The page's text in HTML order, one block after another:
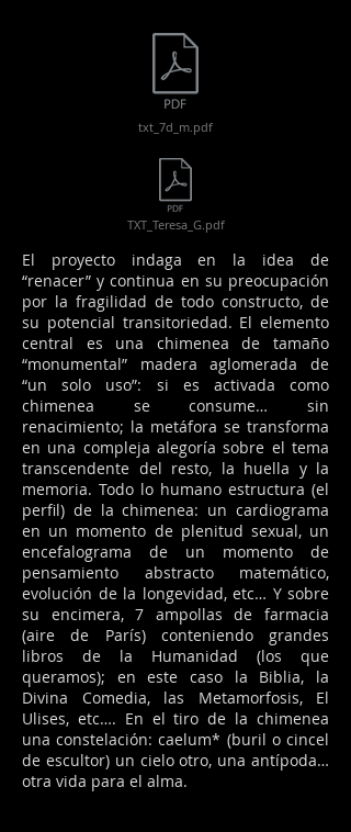
txt_7d_m.pdf
TXT_Teresa_G.pdf
El proyecto indaga en la idea de
“renacer” y continua en su preocupación
por la fragilidad de todo constructo, de
su potencial transitoriedad. El elemento
central es una chimenea de tamaño
“monumental” madera aglomerada de
“un solo uso”: si es activada como
chimenea se consume… sin
renacimiento; la metáfora se transforma
en una compleja alegoría sobre el tema
transcendente del resto, la huella y la
memoria. Todo lo humano estructura (el
perfil) de la chimenea: un cardiograma
en un momento de plenitud sexual, un
encefalograma de un momento de
pensamiento abstracto matemático,
evolución de la longevidad, etc… Y sobre
su encimera, 7 ampollas de farmacia
(aire de París) conteniendo grandes
libros de la Humanidad (los que
queramos); en este caso la Biblia, la
Divina Comedia, las Metamorfosis, El
Ulises, etc…. En el tiro de la chimenea
una constelación: caelum* (buril o cincel
de escultor) un cielo otro, una antípoda…
otra vida para el alma.